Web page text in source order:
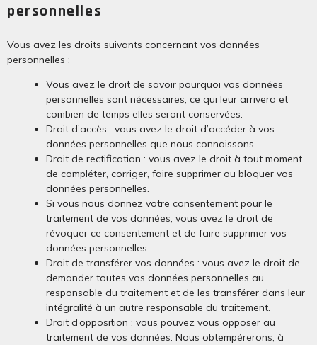
personnelles
Vous avez les droits suivants concernant vos données
personnelles :
Vous avez le droit de savoir pourquoi vos données
personnelles sont nécessaires, ce qui leur arrivera et
combien de temps elles seront conservées.
Droit d’accès : vous avez le droit d’accéder à vos
données personnelles que nous connaissons.
Droit de rectification : vous avez le droit à tout moment
de compléter, corriger, faire supprimer ou bloquer vos
données personnelles.
Si vous nous donnez votre consentement pour le
traitement de vos données, vous avez le droit de
révoquer ce consentement et de faire supprimer vos
données personnelles.
Droit de transférer vos données : vous avez le droit de
demander toutes vos données personnelles au
responsable du traitement et de les transférer dans leur
intégralité à un autre responsable du traitement.
Droit d’opposition : vous pouvez vous opposer au
traitement de vos données. Nous obtempérerons, à